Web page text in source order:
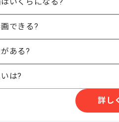
るスキル
ンフラ構築、運用、障害対応の経験
プリケーションエンジニアと協力
スキル
ーバ、ネットワーク機器の物理作業
上記に似た経験やスキルをお持ちであれば
できる?
ある?
は?
詳し